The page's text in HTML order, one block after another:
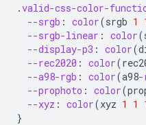
.valid-css-color-
--srgb : color(srgb 1
--srgb-linear : color(
--display-p3 : color(
--rec2020 : color(
--a98-rgb : color(a98-
--prophoto : color(
--xyz : color(xyz 1 1
}